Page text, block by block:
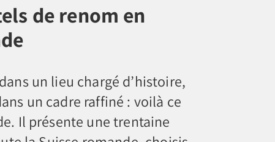
de renom en
un lieu chargé d’histoire,
un cadre raffiné : voilà ce
Il présente une trentaine